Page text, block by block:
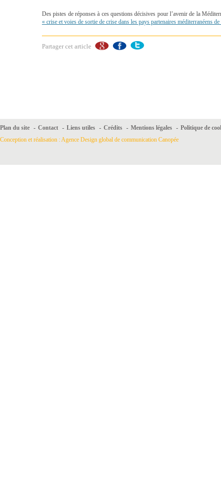
Des pistes de réponses à ces questions décisives pour l’avenir de la
« crise et voies de sortie de crise dans les pays partenaires méditerranéens
Partager cet article
Plan du site - Contact - Liens utiles - Crédits - Mentions légales - Politique de
Conception et réalisation : Agence Design global de communication Canopée